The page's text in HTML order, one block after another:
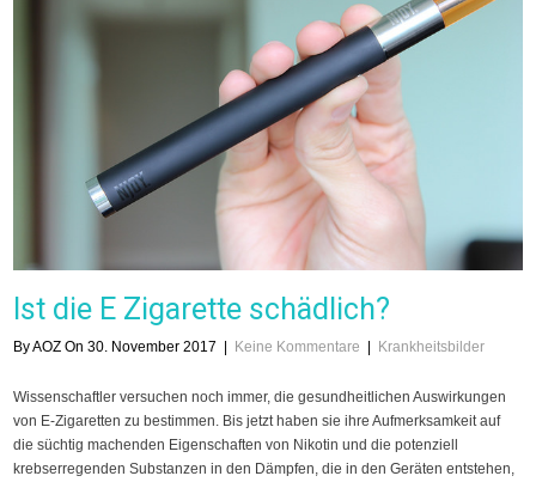
Ist die E Zigarette schädlich?
By AOZ On 30. November 2017 Keine Kommentare Krankheitsbilder
Wissenschaftler versuchen noch immer, die gesundheitlichen Auswirkungen
von E-Zigaretten zu bestimmen. Bis jetzt haben sie ihre Aufmerksamkeit auf
die süchtig machenden Eigenschaften von Nikotin und die potenziell
krebserregenden Substanzen in den Dämpfen, die in den Geräten entstehen,